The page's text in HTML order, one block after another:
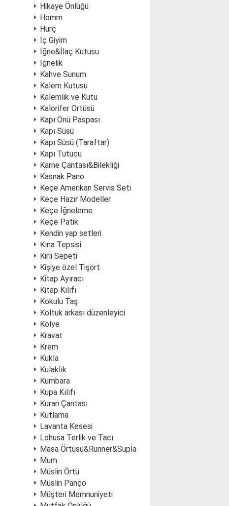
Hikaye Önlüğü
Homm
Hurç
İç Giyim
İğne&İlaç Kutusu
İğnelik
Kahve Sunum
Kalem Kutusu
Kalemlik ve Kutu
Kalorifer Örtüsü
Kapı Önü Paspası
Kapı Süsü
Kapı Süsü (Taraftar)
Kapı Tutucu
Karne Çantası&Bilekliği
Kasnak Pano
Keçe Amerikan Servis Seti
Keçe Hazır Modeller
Keçe İğneleme
Keçe Patik
Kendin yap setleri
Kına Tepsisi
Kirli Sepeti
Kişiye özel Tişört
Kitap Ayıracı
Kitap Kılıfı
Kokulu Taş
Koltuk arkası düzenleyici
Kolye
Kravat
Krem
Kukla
Kulaklık
Kumbara
Kupa Kılıfı
Kuran Çantası
Kutlama
Lavanta Kesesi
Lohusa Terlik ve Tacı
Masa Örtüsü&Runner&Supla
Mum
Müslin Örtü
Müslin Panço
Müşteri Memnuniyeti